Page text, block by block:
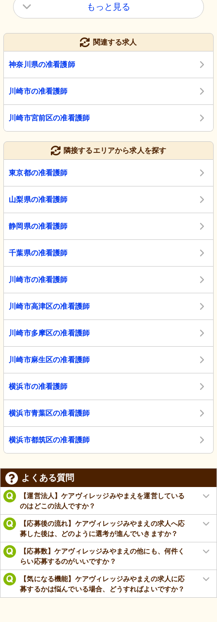
もっと見る
関連する求人
神奈川県の准看護師
川崎市の准看護師
川崎市宮前区の准看護師
隣接するエリアから求人を探す
東京都の准看護師
山梨県の准看護師
静岡県の准看護師
千葉県の准看護師
川崎市の准看護師
川崎市高津区の准看護師
川崎市多摩区の准看護師
川崎市麻生区の准看護師
横浜市の准看護師
横浜市青葉区の准看護師
横浜市都筑区の准看護師
よくある質問
【運営法人】ケアヴィレッジみやまえを運営している
のはどこの法人ですか？
【応募後の流れ】ケアヴィレッジみやまえの求人へ応
募した後は、どのように選考が進んでいきますか？
【応募数】ケアヴィレッジみやまえの他にも、何件く
らい応募するのがいいですか？
【気になる機能】ケアヴィレッジみやまえの求人に応
募するかは悩んでいる場合、どうすればよいですか？